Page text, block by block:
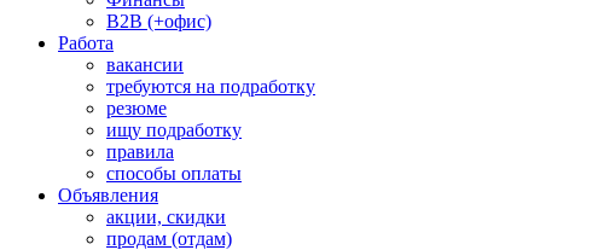
B2B (+офис)
Работа
вакансии
требуются на подработку
резюме
ищу подработку
правила
способы оплаты
Объявления
акции, скидки
продам (отдам)